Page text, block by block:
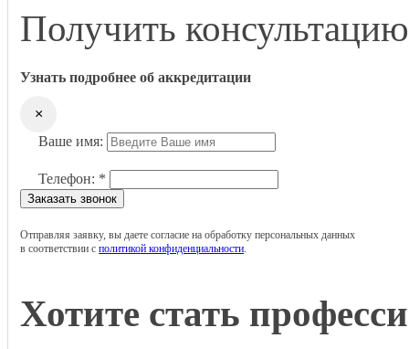
Получить консультацию
Узнать подробнее об аккредитации
×
Ваше имя:
Телефон: *
Заказать звонок
Отправляя заявку, вы даете согласие на обработку персональных данных
в соответствии сполитикой конфиденциальности
Хотите стать